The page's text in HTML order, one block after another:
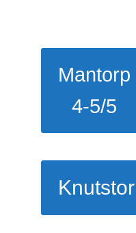
Mantorp
4-5/5